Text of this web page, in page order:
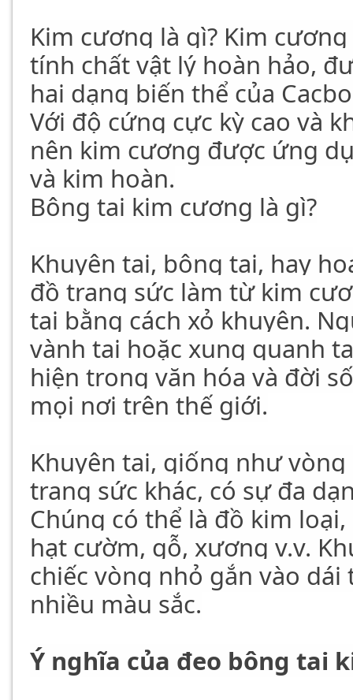
Kim cương là gì? Kim
tính chất vật lý hoàn hảo,
hai dạng biến thể của
Với độ cứng cực kỳ cao và
nên kim cương được ứng
và kim hoàn.
Bông tai kim cương là gì?
Khuyên tai, bông tai, hay
đồ trang sức làm từ kim
tai bằng cách xỏ khuyên.
vành tai hoặc xung quanh
hiện trong văn hóa và đời
mọi nơi trên thế giới.
Khuyên tai, giống như
trang sức khác, có sự đa
Chúng có thể là đồ kim
hạt cườm, gỗ, xương v.v.
chiếc vòng nhỏ gắn vào
nhiều màu sắc.
Ý nghĩa của đeo bông tai